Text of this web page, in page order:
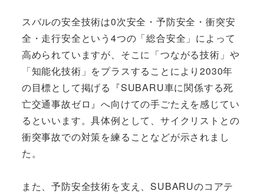
スバルの安全技術は0次安全・予防安全・衝突安
全・走行安全という4つの「総合安全」によって
高められていますが、そこに「つながる技術」や
「知能化技術」をプラスすることにより2030年
の目標として掲げる『SUBARU車に関係する死
亡交通事故ゼロ』へ向けての手ごたえを感じてい
るといいます。具体例として、サイクリストとの
衝突事故での対策を練ることなどが示されまし
た。
また、予防安全技術を支え、SUBARUのコアテ